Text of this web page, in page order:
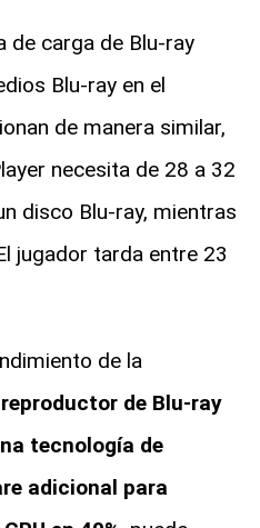
de carga de Blu-ray
Blu-ray en el
de manera similar,
necesita de 28 a 32
disco Blu-ray, mientras
jugador tarda entre 23
de la
de Blu-ray
tecnología de
adicional para